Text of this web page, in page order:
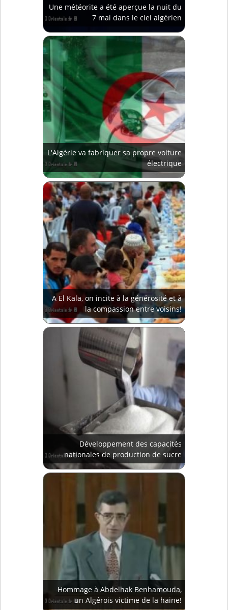
Une météorite a été aperçue la nuit du
7 mai dans le ciel algérien
L'Algérie va fabriquer sa propre voiture
électrique
A El Kala, on incite à la générosité et à
la compassion entre voisins!
Développement des capacités
nationales de production de sucre
Hommage à Abdelhak Benhamouda,
un Algérois victime de la haine!